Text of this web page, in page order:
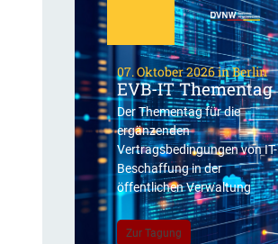
07. Oktober 2026 in Berlin
EVB-IT Thementag
Der Thementag für die
ergänzenden
Vertragsbedingungen von IT-
Beschaffung in der
öffentlichen Verwaltung
Zur Tagung